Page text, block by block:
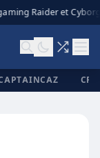
Raider et